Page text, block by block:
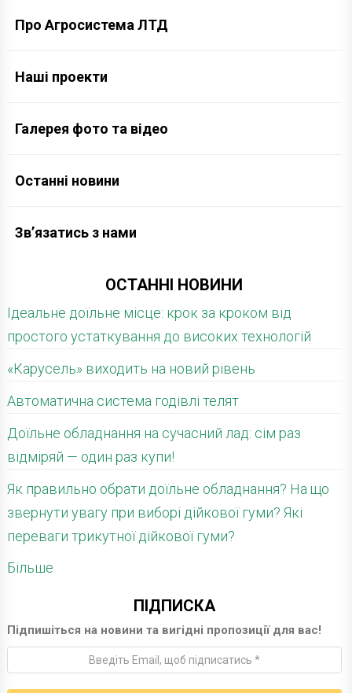
Про Агросистема ЛТД
Наші проекти
Галерея фото та відео
Останні новини
Зв’язатись з нами
ОСТАННІ НОВИНИ
Ідеальне доїльне місце: крок за кроком від
простого устаткування до високих технологій
«Карусель» виходить на новий рівень
Автоматична система годівлі телят
Доїльне обладнання на сучасний лад: сім раз
відміряй — один раз купи!
Як правильно обрати доїльне обладнання? На що
звернути увагу при виборі дійкової гуми? Які
переваги трикутної дійкової гуми?
Більше
ПІДПИСКА
Підпишіться на новини та вигідні пропозиції для вас!